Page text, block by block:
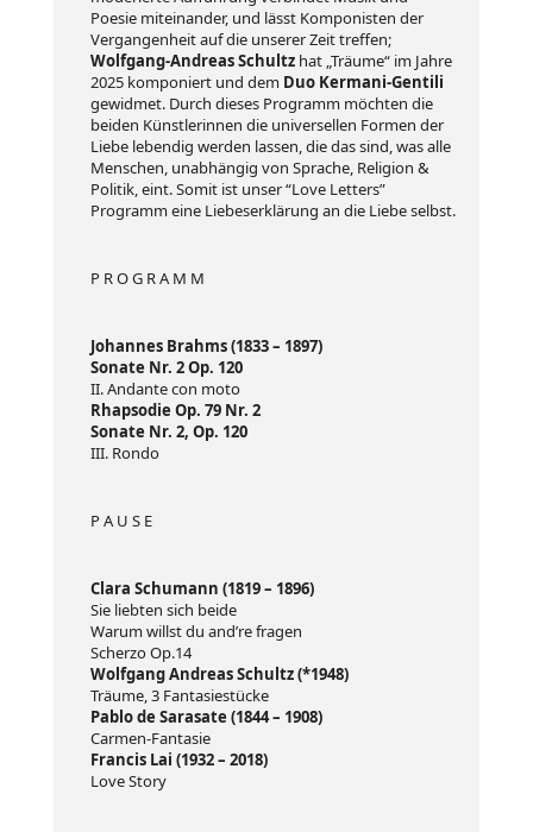
Poesie miteinander, und lässt Komponisten der
Vergangenheit auf die unserer Zeit treffen;
Wolfgang-Andreas Schultzhat „Träume“ im Jahre
2025 komponiert und dem Duo Kermani-Gentili
gewidmet. Durch dieses Programm möchten die
beiden Künstlerinnen die universellen Formen der
Liebe lebendig werden lassen, die das sind, was alle
Menschen, unabhängig von Sprache, Religion &
Politik, eint. Somit ist unser “Love Letters”
Programm eine Liebeserklärung an die Liebe selbst.
P R O G R A M M
Johannes Brahms (1833 – 1897)
Sonate Nr. 2 Op. 120
II. Andante con moto
Rhapsodie Op. 79 Nr. 2
Sonate Nr. 2, Op. 120
III. Rondo
P A U S E
Clara Schumann (1819 – 1896)
Sie liebten sich beide
Warum willst du and’re fragen
Scherzo Op.14
Wolfgang Andreas Schultz (*1948)
Träume, 3 Fantasiestücke
Pablo de Sarasate (1844 – 1908)
Carmen-Fantasie
Francis Lai (1932 – 2018)
Love Story